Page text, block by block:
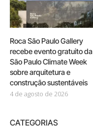
Roca São Paulo Gallery
recebe evento gratuito da
São Paulo Climate Week
sobre arquitetura e
construção sustentáveis
4 de agosto de 2026
CATEGORIAS